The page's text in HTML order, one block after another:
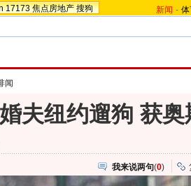
17173 焦点房地产 搜狗 新闻 -
闻
夫纽约遛狗 获
我来说两句(0)